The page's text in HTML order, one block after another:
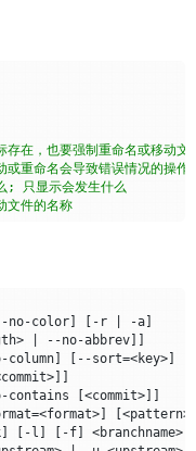
存在，也要强制重命名或移动文
重命名会导致错误情况的操作
; 只显示会发生什么
文件的名称
no-color] -r -a]
--no-abbrev]]
column] --sort=<key>]
]]
contains <commit>]]
=<format>]
] -l -f] <branchname>